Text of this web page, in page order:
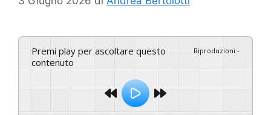
Premi play per ascoltare questo
contenuto
Riproduzioni:-